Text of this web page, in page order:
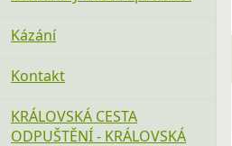
Kázání
Kontakt
KRÁLOVSKÁ CESTA
ODPUŠTĚNÍ - KRÁLOVSKÁ